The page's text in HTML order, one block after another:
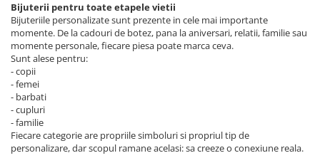
Bijuterii pentru toate etapele vietii
Bijuteriile personalizate sunt prezente in cele mai importante
momente. De la cadouri de botez, pana la aniversari, relatii, familie sau
momente personale, fiecare piesa poate marca ceva.
Sunt alese pentru:
- copii
- femei
- barbati
- cupluri
- familie
Fiecare categorie are propriile simboluri si propriul tip de
personalizare, dar scopul ramane acelasi: sa creeze o conexiune reala.